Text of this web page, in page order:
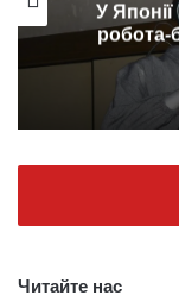
У
робота-
Читайте нас